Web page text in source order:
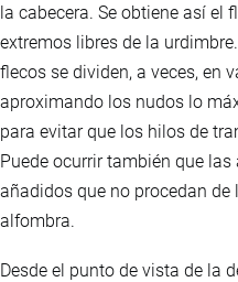
la cabecera. Se obtiene así el
extremos libres de la
flecos se dividen, a veces, en
aproximando los nudos lo
para evitar que los hilos de
Puede ocurrir también que
añadidos que no procedan de
alfombra.
Desde el punto de vista de la